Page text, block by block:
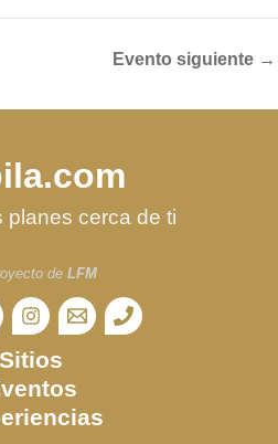
Evento siguiente →
planes cerca de ti
de LFM
Sitios